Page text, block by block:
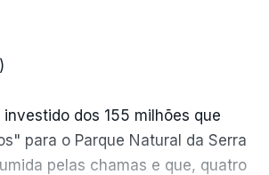
dos 155 milhões que
para o Parque Natural da Serra
pelas chamas e que, quatro